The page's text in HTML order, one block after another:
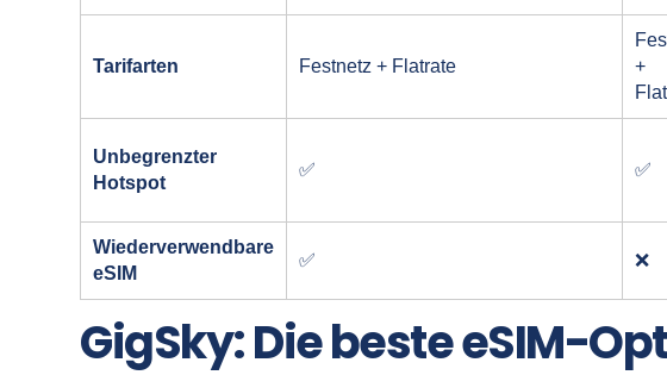
Tarifarten Festnetz + Flatrate
+
Unbegrenzter
Hotspot
✅ ✅
Wiederverwendbare
eSIM
✅ ❌
GigSky: Die beste eSIM-